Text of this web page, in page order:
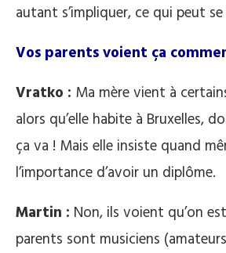
autant s’impliquer, ce qui peut
Vos parents voient ça
Vratko : Ma mère vient à
alors qu’elle habite à Bruxelles,
ça va ! Mais elle insiste quand
l’importance d’avoir un diplôme.
Martin : Non, ils voient qu’on
parents sont musiciens